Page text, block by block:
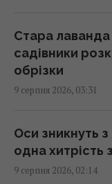
Австралії
00:30 неділя, 09
Європейські
23:53 субота, 08
Жителів Одеси
Стара
садівники
обрізки
9 серпня 2026, 03:31
Оси зникнуть
одна хитрість
9 серпня 2026, 02:14